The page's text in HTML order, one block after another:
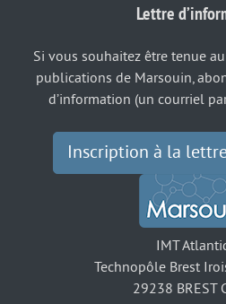
Lettre
Si vous souhaitez être tenue
publications de Marsouin,
d’information (un courriel
Inscription à la
IMT
Technopôle Brest
29238 BREST